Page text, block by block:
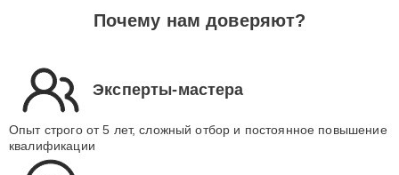
Почему нам доверяют?
Эксперты-мастера
Опыт строго от 5 лет, сложный отбор и постоянное повышение
квалификации